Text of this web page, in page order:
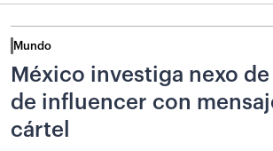
Mundo
México investiga nexo
de influencer con
cártel